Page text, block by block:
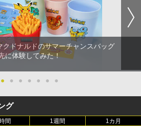
クドナルドのサマーチャンスバッグ
に体験してみた！
● ● ● ● ● ● ●
グ
間 1週間 1カ月